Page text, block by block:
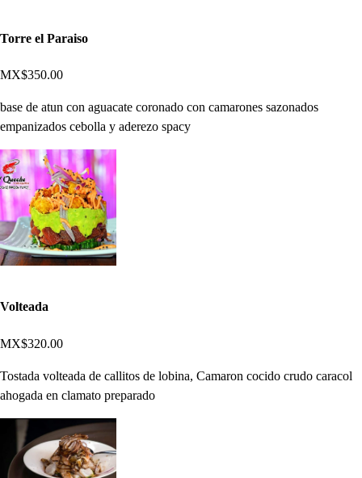
Torre el Paraiso
MX$350.00
base de atun con aguacate coronado con camarones sazonados
empanizados cebolla y aderezo spacy
Volteada
MX$320.00
Tostada volteada de callitos de lobina, Camaron cocido crudo caracol
ahogada en clamato preparado